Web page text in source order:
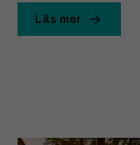
Läs mer